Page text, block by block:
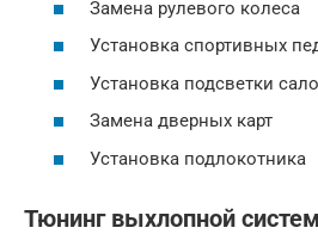
Замена рулевого колеса
Установка спортивных
Установка подсветки
Замена дверных карт
Установка подлокотника
Тюнинг выхлопной